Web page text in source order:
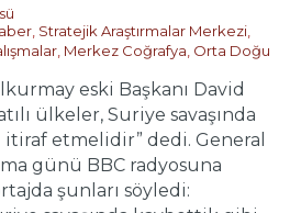
Stratejik Araştırmalar Merkezi
Merkez Coğrafya Orta Doğu
eski Başkanı David
ülkeler, Suriye savaşında
etmelidir” dedi. General
günü BBC radyosuna
şunları söyledi: